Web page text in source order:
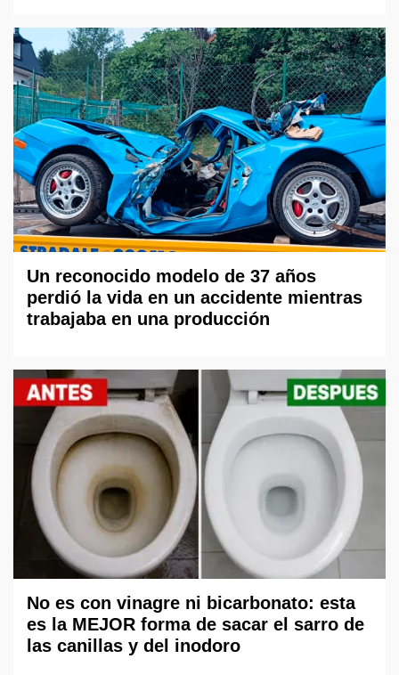
Un reconocido modelo de 37 años
perdió la vida en un accidente mientras
trabajaba en una producción
No es con vinagre ni bicarbonato: esta
es la MEJOR forma de sacar el sarro de
las canillas y del inodoro